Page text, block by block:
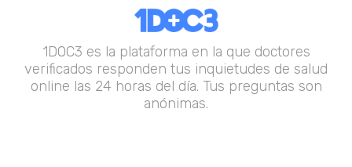
1DOC3 es la plataforma en la que doctores
verificados responden tus inquietudes de salud
online las 24 horas del día. Tus preguntas son
anónimas.